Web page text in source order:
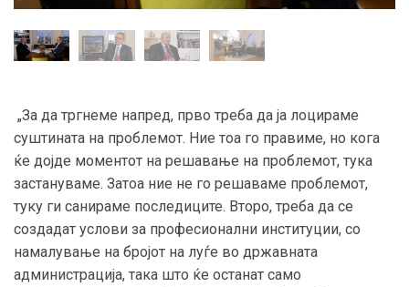
„За да тргнеме напред, прво треба да ја лоцираме
суштината на проблемот. Ние тоа го правиме, но кога
ќе дојде моментот на решавање на проблемот, тука
застануваме. Затоа ние не го решаваме проблемот,
туку ги санираме последиците. Второ, треба да се
создадат услови за професионални институции, со
намалување на бројот на луѓе во државната
администрација, така што ќе останат само